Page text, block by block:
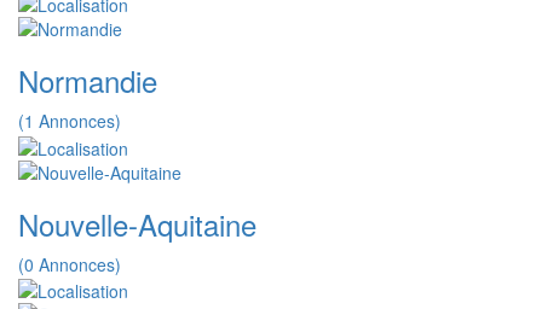
Normandie
(1 Annonces)
Nouvelle-Aquitaine
(0 Annonces)